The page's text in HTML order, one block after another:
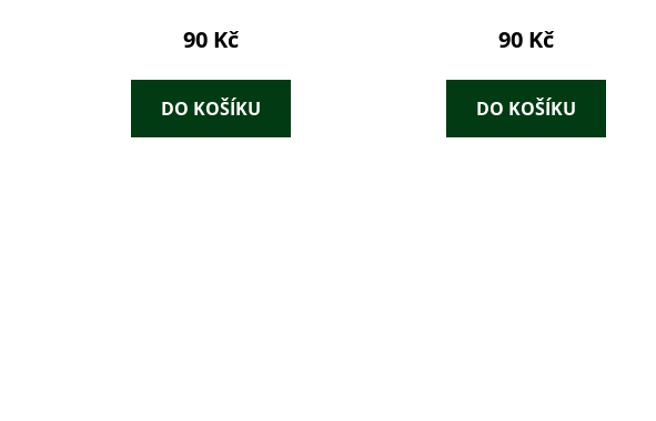
na vstup do školy
90 Kč
DO KOŠÍKU
90 Kč
DO KOŠÍKU